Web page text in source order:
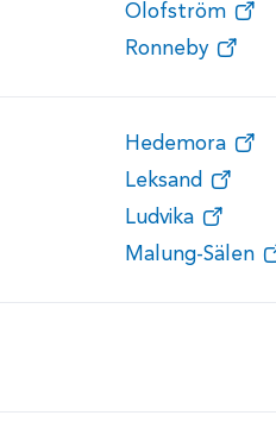
Olofström
Ronneby
Hedemora
Leksand
Ludvika
Malung-Sälen